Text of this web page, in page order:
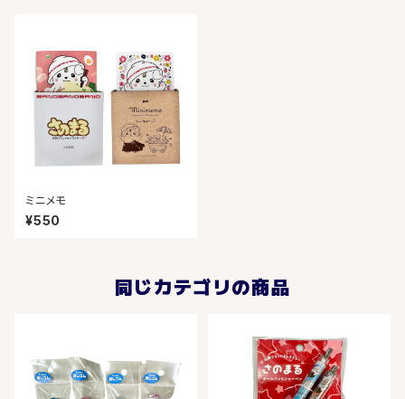
ミニメモ
¥550
同じカテゴリの商品